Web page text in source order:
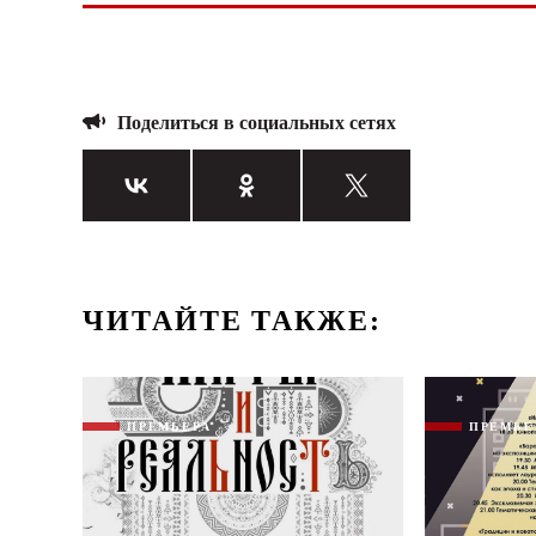
Поделиться в социальных сетях
ЧИТАЙТЕ ТАКЖЕ:
ПРЕМЬЕРА